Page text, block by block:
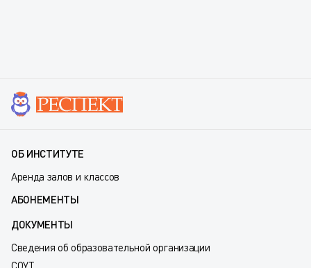
ОБ ИНСТИТУТЕ
Аренда залов и классов
АБОНЕМЕНТЫ
ДОКУМЕНТЫ
Сведения об образовательной организации
СОУТ